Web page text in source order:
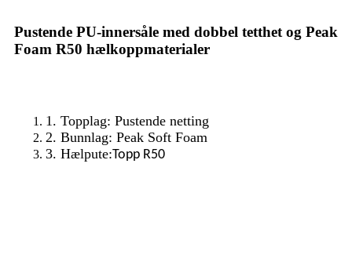
Pustende PU-innersåle med dobbel tetthet og Peak
Foam R50 hælkoppmaterialer
1. Topplag: Pustende netting
2. Bunnlag: Peak Soft Foam
3. Hælpute:Topp R50